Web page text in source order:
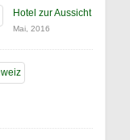
Hotel zur Aussicht
Mai, 2016